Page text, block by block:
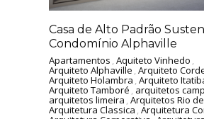
Casa de Alto Padrão
Condomínio Alphaville
Apartamentos Aquiteto Vinhedo
Arquiteto Alphaville Arquiteto
Arquiteto Holambra Arquiteto
Arquiteto Tamboré arquitetos
arquitetos limeira Arquitetos Rio
Arquitetura Classica Arquitetura